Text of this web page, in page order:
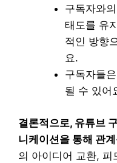
구독자와
태도를 유
적인 방향
요.
구독자들
될 수 있어
결론적으로, 유튜브
니케이션을 통해 관
의 아이디어 교환, 피